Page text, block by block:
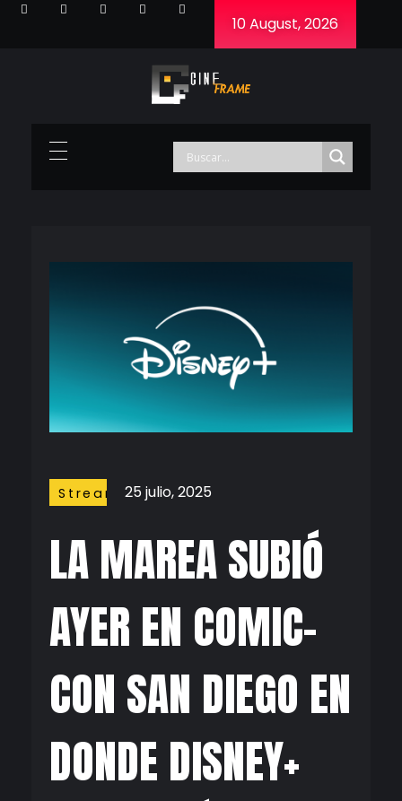
10 August, 2026
LA MAREA SUBIÓ
AYER EN COMIC-
CON SAN DIEGO EN
DONDE DISNEY+
25 julio, 2025
Streaming